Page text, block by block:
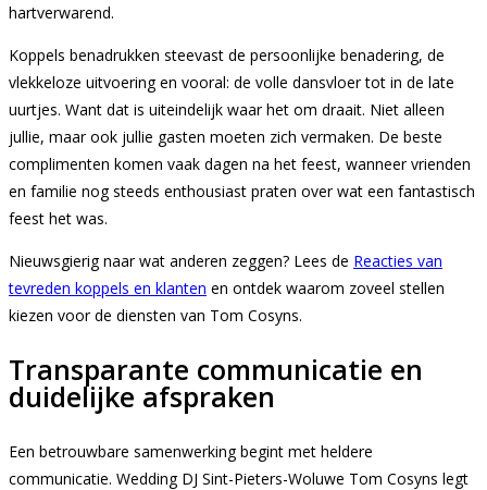
hartverwarend.
Koppels benadrukken steevast de persoonlijke benadering, de
vlekkeloze uitvoering en vooral: de volle dansvloer tot in de late
uurtjes. Want dat is uiteindelijk waar het om draait. Niet alleen
jullie, maar ook jullie gasten moeten zich vermaken. De beste
complimenten komen vaak dagen na het feest, wanneer vrienden
en familie nog steeds enthousiast praten over wat een fantastisch
feest het was.
Nieuwsgierig naar wat anderen zeggen? Lees de Reacties van
tevreden koppels en klanten en ontdek waarom zoveel stellen
kiezen voor de diensten van Tom Cosyns.
Transparante communicatie en
duidelijke afspraken
Een betrouwbare samenwerking begint met heldere
communicatie. Wedding DJ Sint-Pieters-Woluwe Tom Cosyns legt